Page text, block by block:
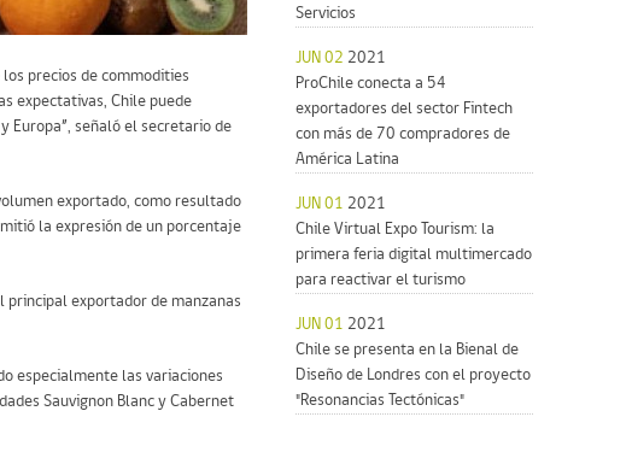
precios de commodities
expectativas, Chile puede
Europa”, señaló el secretario de
exportado, como resultado
la expresión de un porcentaje
principal exportador de manzanas
especialmente las variaciones
Sauvignon Blanc y Cabernet
Servicios
JUN 02 2021
ProChile conecta a 54
exportadores del sector Fintech
con más de 70 compradores de
América Latina
JUN 01 2021
Chile Virtual Expo Tourism: la
primera feria digital multimercado
para reactivar el turismo
JUN 01 2021
Chile se presenta en la Bienal de
Diseño de Londres con el proyecto
"Resonancias Tectónicas"